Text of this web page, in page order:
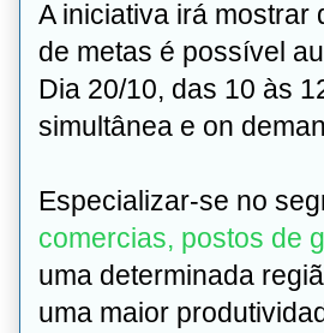
A iniciativa irá mostrar
de metas é possível
Dia 20/10, das 10 às
simultânea e on
Especializar-se no
comercias, postos de
uma determinada
uma maior